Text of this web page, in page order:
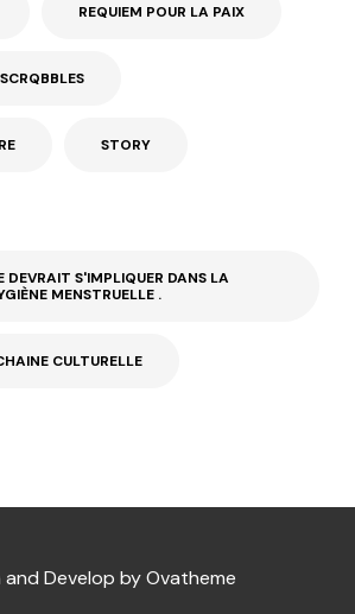
REQUIEM POUR LA PAIX
SCRQBBLES
STORY
DEVRAIT S'IMPLIQUER DANS LA
MENSTRUELLE .
CULTURELLE
and Develop by Ovatheme